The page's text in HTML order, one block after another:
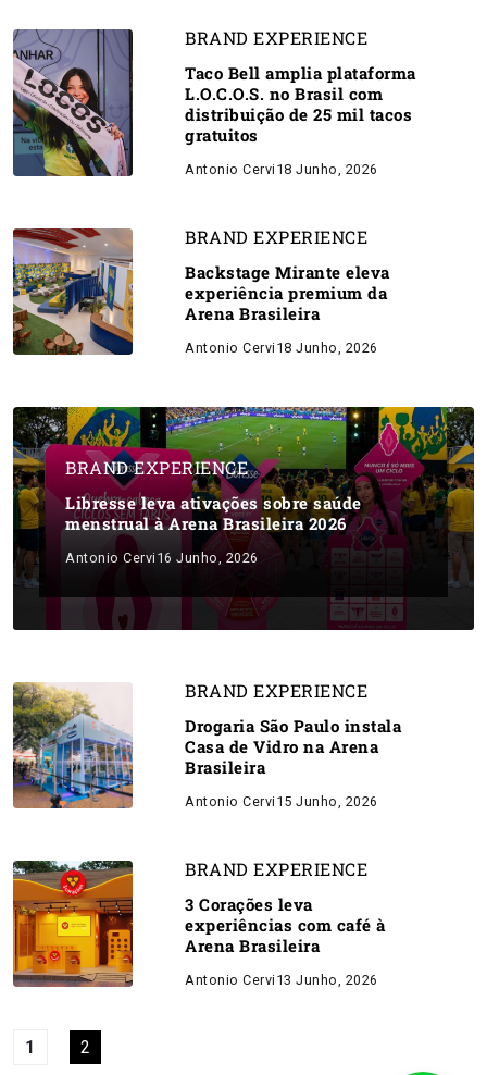
BRAND EXPERIENCE
Taco Bell amplia plataforma
L.O.C.O.S. no Brasil com
distribuição de 25 mil tacos
gratuitos
Antonio Cervi 18 Junho, 2026
BRAND EXPERIENCE
Backstage Mirante eleva
experiência premium da
Arena Brasileira
Antonio Cervi 18 Junho, 2026
BRAND EXPERIENCE
Libresse leva ativações sobre saúde
menstrual à Arena Brasileira 2026
Antonio Cervi 16 Junho, 2026
BRAND EXPERIENCE
Drogaria São Paulo instala
Casa de Vidro na Arena
Brasileira
Antonio Cervi 15 Junho, 2026
BRAND EXPERIENCE
3 Corações leva
experiências com café à
Arena Brasileira
Antonio Cervi 13 Junho, 2026
1 2